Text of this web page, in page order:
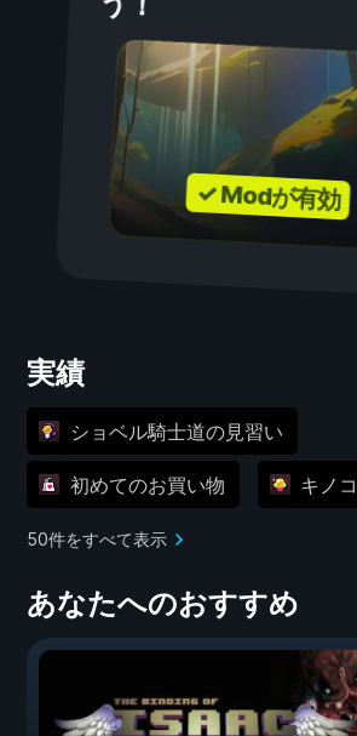
✓ Modが有効
実績
ショベル騎士道の見習い
初めてのお買い物 キノ
50件をすべて表示
あなたへのおすすめ